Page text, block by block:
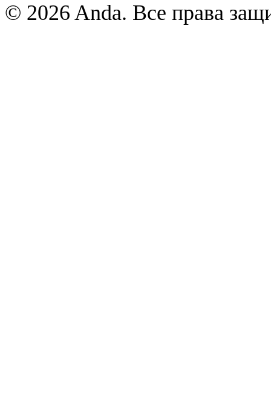
© 2026 Anda. Все права